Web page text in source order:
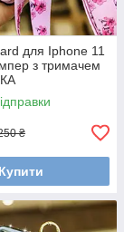
для Iphone 11
з тримачем
₴
Купити